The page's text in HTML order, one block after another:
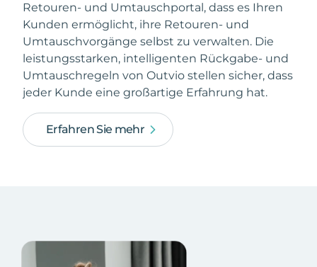
Retouren- und Umtauschportal, dass es Ihren
Kunden ermöglicht, ihre Retouren- und
Umtauschvorgänge selbst zu verwalten. Die
leistungsstarken, intelligenten Rückgabe- und
Umtauschregeln von Outvio stellen sicher, dass
jeder Kunde eine großartige Erfahrung hat.
Erfahren Sie mehr